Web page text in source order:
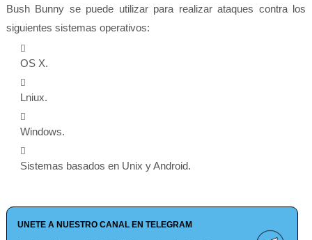
Bush Bunny se puede utilizar para realizar ataques contra los
siguientes sistemas operativos:
OS X.
Lniux.
Windows.
Sistemas basados ​​en Unix y Android.
UNETE A NUESTRO CANAL EN TELEGRAM